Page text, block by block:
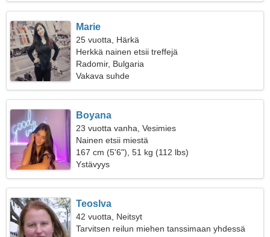
Marie
25 vuotta, Härkä
Herkkä nainen etsii treffejä
Radomir, Bulgaria
Vakava suhde
Boyana
23 vuotta vanha, Vesimies
Nainen etsii miestä
167 cm (5'6"), 51 kg (112 lbs)
Ystävyys
Teoslva
42 vuotta, Neitsyt
Tarvitsen reilun miehen tanssimaan yhdessä